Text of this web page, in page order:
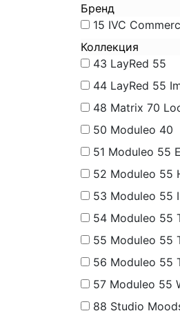
Бренд
15 IVC
Коллекция
43 LayRed 55
44 LayRed 55
48 Matrix 70
50 Moduleo 40
51 Moduleo 55
52 Moduleo 55
53 Moduleo 55
54 Moduleo 55
55 Moduleo 55
56 Moduleo 55
57 Moduleo 55
88 Studio